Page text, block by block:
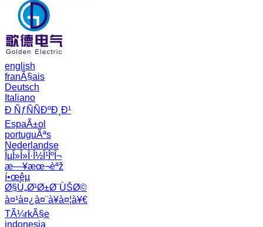
english
franÃ§ais
Deutsch
Italiano
Ð ÑƒÑÑÐºÐ¸Ð¹
EspaÃ±ol
portuguÃªs
Nederlandse
ÎµÎ»Î»Î·Î½Î¹ÎºÎ¬
æ—¥æœ¬èªž
í•œêµ­
Ø§Ù„Ø¹Ø±Ø¨ÙŠØ©
à¤¹à¤¿à¤¨à¥à¤¦à¥€
TÃ¼rkÃ§e
indonesia